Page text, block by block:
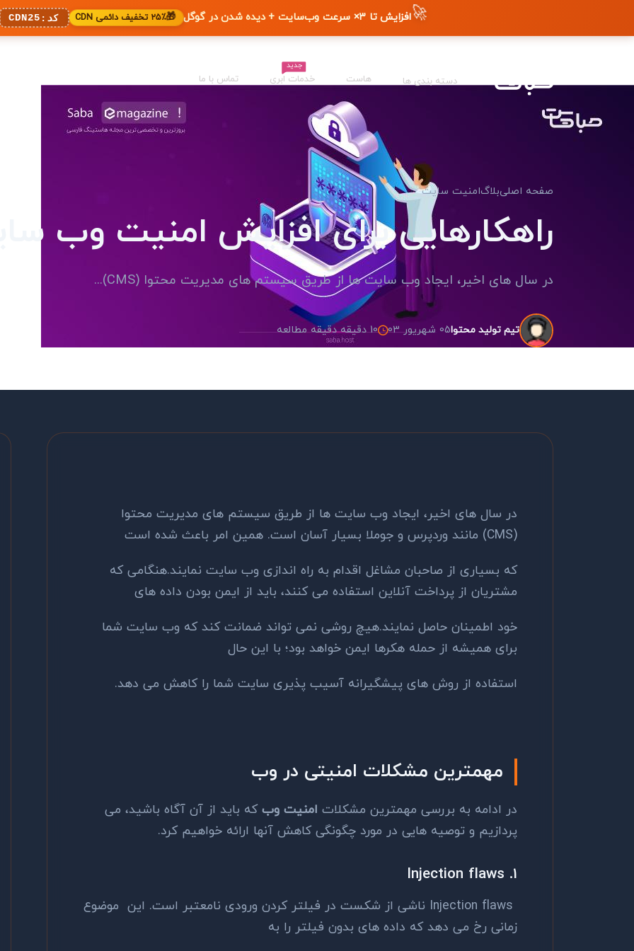
🚀افزایش تا ۳× سرعت وب‌سایت + دیده شدن در گوگل 🎁۲۵٪ تخفیف دائمی CDN کد: CDN25
دسته بندی ها هاست
جدید
خدمات ابری تماس با ما
صفحه اصلیبلاگامنیت سایت
راهکارهایی برای افزایش امنیت وب
در سال های اخیر، ایجاد وب سایت ها از طریق سیستم های مدیریت محتوا (CMS)...
تیم تولید محتوا05 شهریور 03 10 دقیقه دقیقه مطالعه
در سال های اخیر، ایجاد وب سایت ها از طریق سیستم های مدیریت محتوا
(CMS) مانند وردپرس و جوملا بسیار آسان است. همین امر باعث شده است
که بسیاری از صاحبان مشاغل اقدام به راه اندازی وب سایت نمایند.هنگامی که
مشتریان از پرداخت آنلاین استفاده می کنند، باید از ایمن بودن داده های
خود اطمینان حاصل نمایند.هیچ روشی نمی تواند ضمانت کند که وب سایت شما
برای همیشه از حمله هکرها ایمن خواهد بود؛ با این حال
استفاده از روش های پیشگیرانه آسیب پذیری سایت شما را کاهش می دهد.
مهمترین مشکلات امنیتی در وب
در ادامه به بررسی مهمترین مشکلات امنیت وبکه باید از آن آگاه باشید، می
پردازیم و توصیه هایی در مورد چگونگی کاهش آنها ارائه خواهیم کرد.
1. Injection flaws
Injection flaws ناشی از شکست در فیلتر کردن ورودی نامعتبر است. این موضوع
زمانی رخ می دهد که داده های بدون فیلتر را به